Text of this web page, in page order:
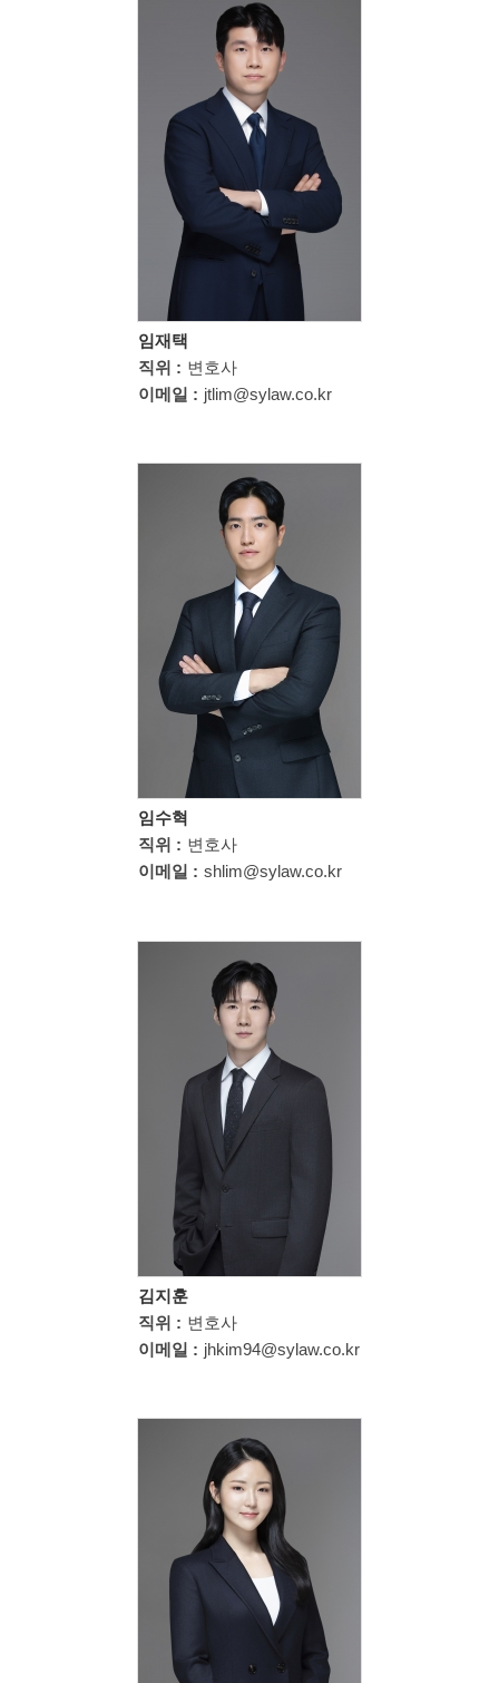
임재택
직위 : 변호사
이메일 : jtlim@sylaw.co.kr
임수혁
직위 : 변호사
이메일 : shlim@sylaw.co.kr
김지훈
직위 : 변호사
이메일 : jhkim94@sylaw.co.kr